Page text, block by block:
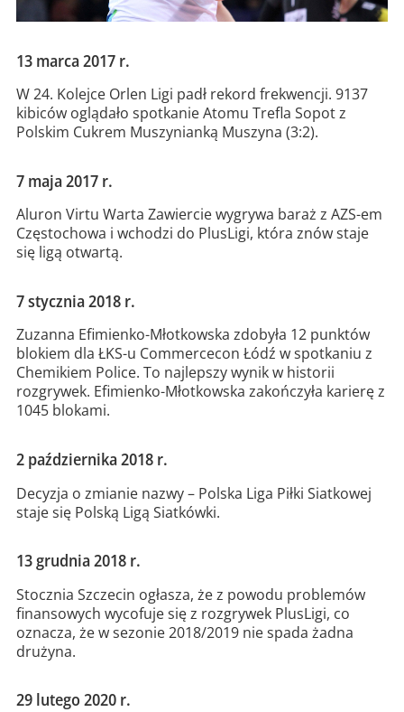
13 marca 2017 r.
W 24. Kolejce Orlen Ligi padł rekord frekwencji. 9137
kibiców oglądało spotkanie Atomu Trefla Sopot z
Polskim Cukrem Muszynianką Muszyna (3:2).
7 maja 2017 r.
Aluron Virtu Warta Zawiercie wygrywa baraż z AZS-em
Częstochowa i wchodzi do PlusLigi, która znów staje
się ligą otwartą.
7 stycznia 2018 r.
Zuzanna Efimienko-Młotkowska zdobyła 12 punktów
blokiem dla ŁKS-u Commercecon Łódź w spotkaniu z
Chemikiem Police. To najlepszy wynik w historii
rozgrywek. Efimienko-Młotkowska zakończyła karierę z
1045 blokami.
2 października 2018 r.
Decyzja o zmianie nazwy – Polska Liga Piłki Siatkowej
staje się Polską Ligą Siatkówki.
13 grudnia 2018 r.
Stocznia Szczecin ogłasza, że z powodu problemów
finansowych wycofuje się z rozgrywek PlusLigi, co
oznacza, że w sezonie 2018/2019 nie spada żadna
drużyna.
29 lutego 2020 r.